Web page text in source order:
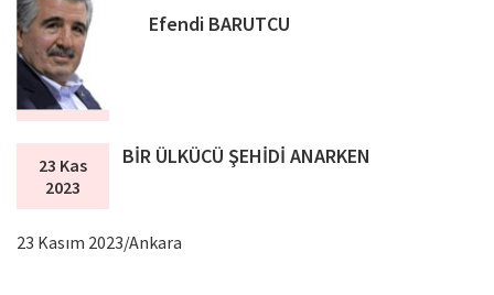
Efendi BARUTCU
23 Kas
2023
BİR ÜLKÜCÜ ŞEHİDİ ANARKEN
23 Kasım 2023/Ankara